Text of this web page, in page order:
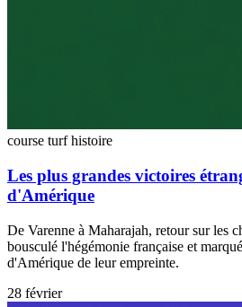
course turfhistoire
Les plus grandes victoires
d'Amérique
De Varenne à Maharajah, retour sur les
bousculé l'hégémonie française et
d'Amérique de leur empreinte.
28 février